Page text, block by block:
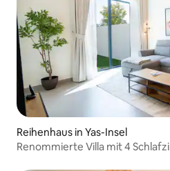
Reihenhaus in Yas-Insel
Renommierte Villa mit 4